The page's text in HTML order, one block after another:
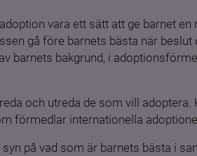
vara ett sätt att ge barnet
gå före barnets bästa när
barnets bakgrund, i
och utreda de som vill
förmedlar internationella
på vad som är barnets bästa i